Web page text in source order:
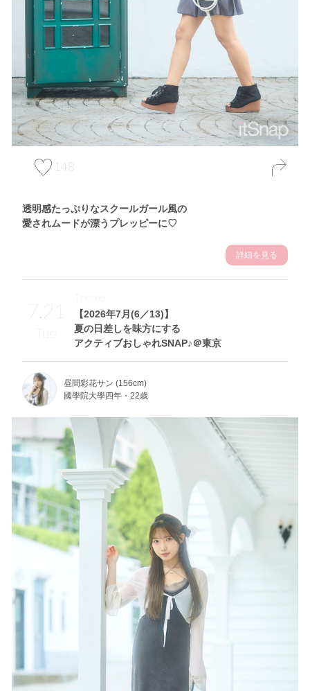
148
透明感たっぷりなスクールガール風の
愛されムードが漂うプレッピーに♡
詳細を見る
7.21
Tue
【2026年7月(6／13)】
夏の日差しを味方にする
アクティブおしゃれSNAP♪＠東京
Theme
昼間彩花サン (156cm)
國學院大學四年・22歳